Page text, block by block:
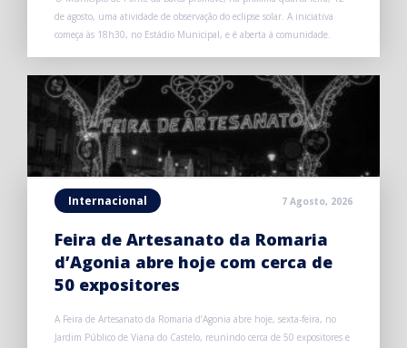
de agosto, uma atividade de observação do eclipse solar. A iniciativa
começa às 18h30, no Estádio Municipal, e é aberta à comunidade.
Internacional 7 Agosto, 2026
Feira de Artesanato da Romaria
d’Agonia abre hoje com cerca de
50 expositores
A Feira de Artesanato da Romaria d’Agonia abre hoje, sexta-feira, no
Jardim Público de Viana do Castelo, reunindo cerca de 50 expositores e